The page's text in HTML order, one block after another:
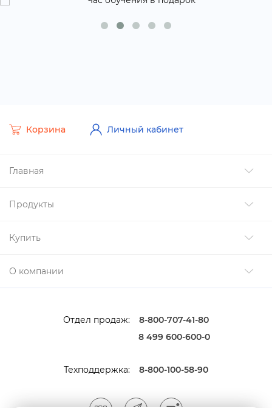
Главная
Продукты
Купить
О компании
Корзина Личный кабинет
Отдел продаж:
8-800-707-41-80
8 499 600-600-0
Техподдержка: 8-800-100-58-90